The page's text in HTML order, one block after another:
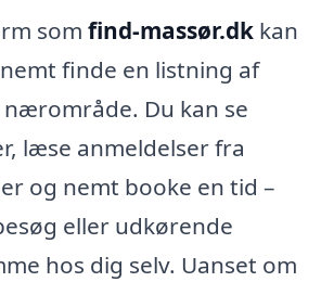
som find-massør.dk kan
finde en listning af
Du kan se
læse anmeldelser fra
og nemt booke en tid –
eller udkørende
hos dig selv. Uanset om